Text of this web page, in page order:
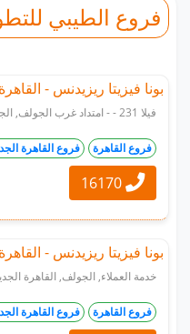
فروع الطيبي
بونا فيزيتا ريزيدنس -
فيلا 231 - - امتداد غرب الجولف, الجولف, القاهرة الجديدة, القاهرة.
فروع القاهرة فروع القاهرة
بونا فيزيتا ريزيدنس -
خدمة العملاء, الجولف, القاهرة
فروع القاهرة فروع القاهرة